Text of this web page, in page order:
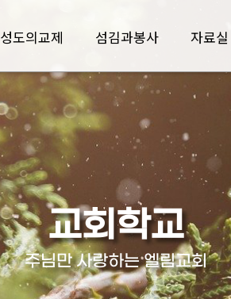
성도의교제 섬김과봉사 자료실
교회학교
주님만 사랑하는 엘림교회